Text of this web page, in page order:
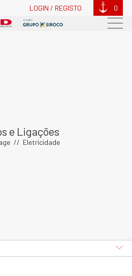
LOGIN / REGISTO 0
e Ligações
Eletricidade